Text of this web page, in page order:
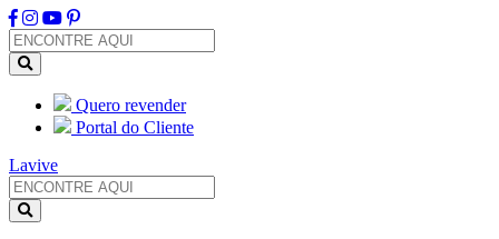
Quero revender
Portal do Cliente
Lavive